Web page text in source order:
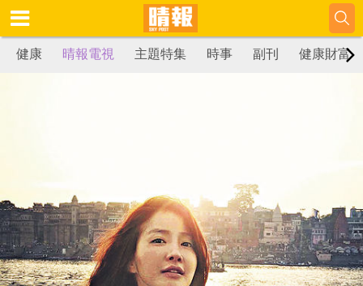
健康 晴報電視 主題特集 時事 副刊 健康財富